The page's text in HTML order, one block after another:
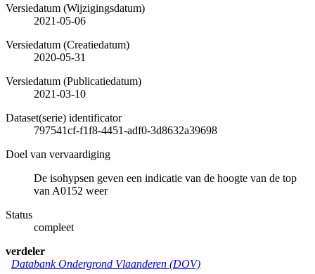
Versiedatum (Wijzigingsdatum)
2021-05-06
Versiedatum (Creatiedatum)
2020-05-31
Versiedatum (Publicatiedatum)
2021-03-10
Dataset(serie) identificator
797541cf-f1f8-4451-adf0-3d8632a39698
Doel van vervaardiging
De isohypsen geven een indicatie van de hoogte van de top
van A0152 weer
Status
compleet
verdeler
Databank Ondergrond Vlaanderen (DOV)